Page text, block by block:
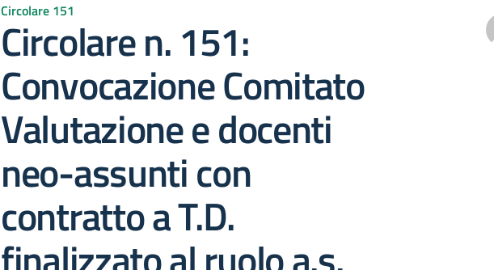
Circolare 151
Circolare n. 151:
Convocazione Comitato
Valutazione e docenti
neo-assunti con
contratto a T.D.